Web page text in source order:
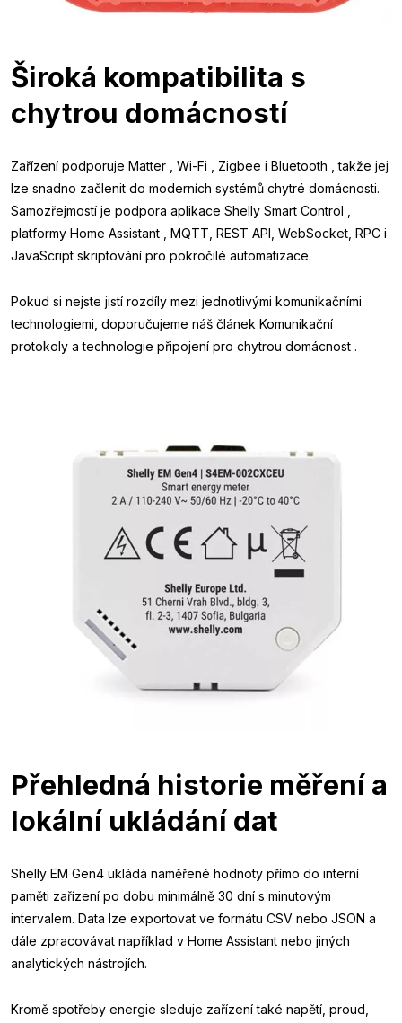
Široká kompatibilita s
chytrou domácností
Zařízení podporuje Matter , Wi-Fi , Zigbee i Bluetooth , takže jej
lze snadno začlenit do moderních systémů chytré domácnosti.
Samozřejmostí je podpora aplikace Shelly Smart Control ,
platformy Home Assistant , MQTT, REST API, WebSocket, RPC i
JavaScript skriptování pro pokročilé automatizace.
Pokud si nejste jistí rozdíly mezi jednotlivými komunikačními
technologiemi, doporučujeme náš článek Komunikační
protokoly a technologie připojení pro chytrou domácnost .
Přehledná historie měření a
lokální ukládání dat
Shelly EM Gen4 ukládá naměřené hodnoty přímo do interní
paměti zařízení po dobu minimálně 30 dní s minutovým
intervalem. Data lze exportovat ve formátu CSV nebo JSON a
dále zpracovávat například v Home Assistant nebo jiných
analytických nástrojích.
Kromě spotřeby energie sleduje zařízení také napětí, proud,